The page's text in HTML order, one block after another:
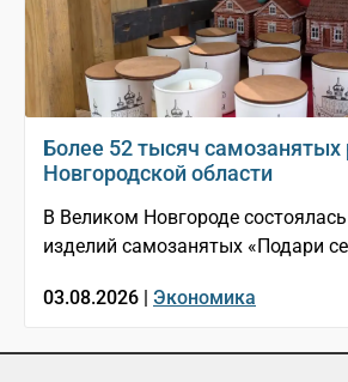
Более 52 тысяч самозанятых
Новгородской области
В Великом Новгороде
изделий самозанятых «Подари
03.08.2026 | Экономика